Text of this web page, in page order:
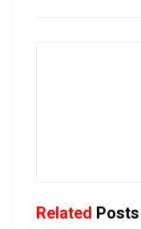
Related Posts